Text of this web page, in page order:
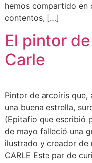
hemos compartido en
contentos, […]
El pintor
Carle
Pintor de arcoíris que,
una buena estrella,
(Epitafio que escribió
de mayo falleció una
ilustrado y creador de
CARLE Este par de